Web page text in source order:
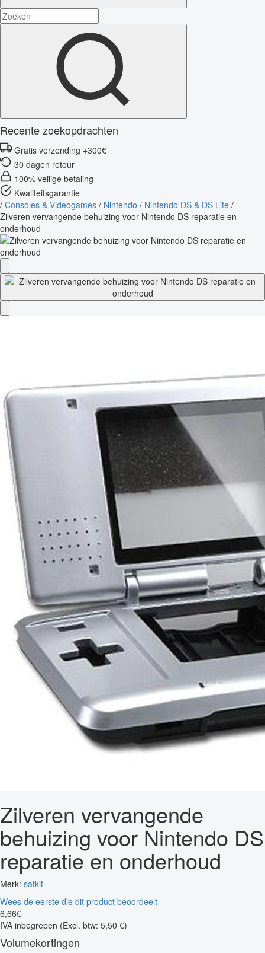
Recente zoekopdrachten
Gratis verzending +300€
30 dagen retour
100% veilige betaling
Kwaliteitsgarantie
/ Consoles & Videogames / Nintendo / Nintendo DS & DS Lite /
Zilveren vervangende behuizing voor Nintendo DS reparatie en
onderhoud
Zilveren vervangende
behuizing voor Nintendo DS
reparatie en onderhoud
Merk: satkit
Wees de eerste die dit product beoordeelt
6,66€
IVA inbegrepen (Excl. btw: 5,50 €)
Volumekortingen